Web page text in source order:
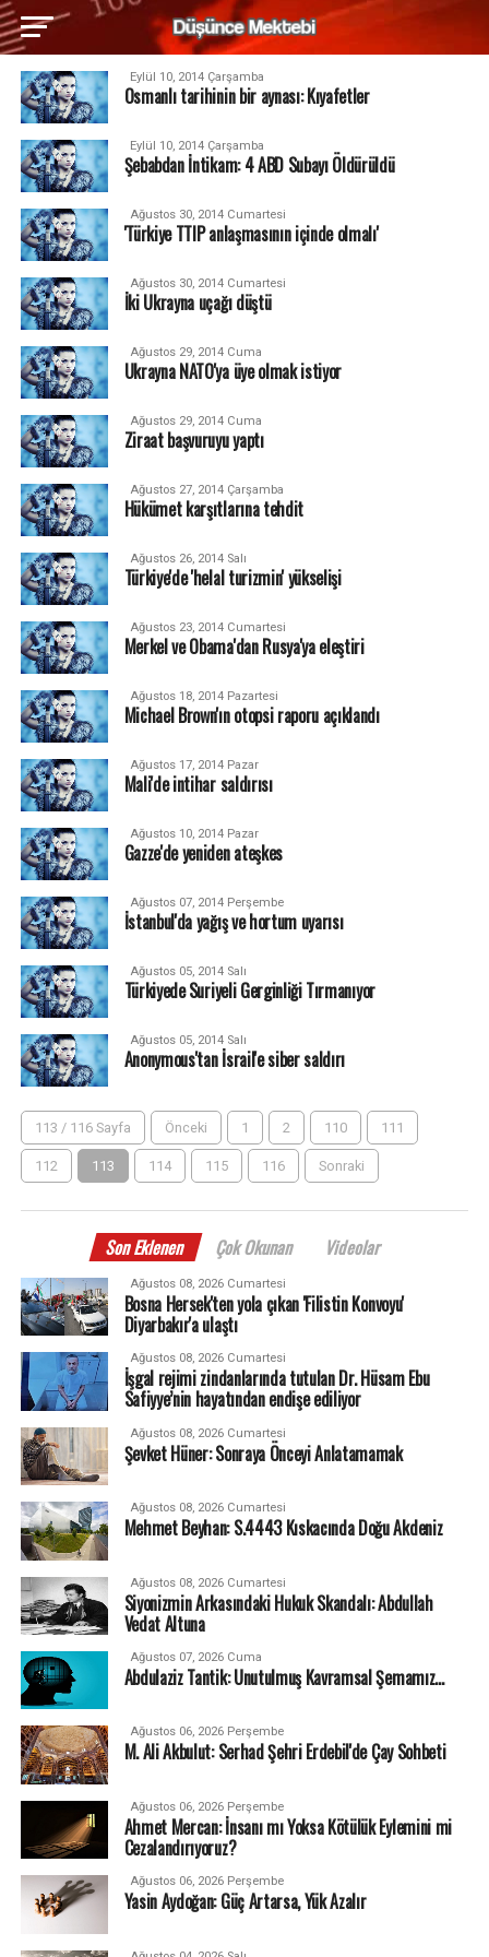
Eylül 10, 2014 Çarşamba
Osmanlı tarihinin bir aynası: Kıyafetler
Eylül 10, 2014 Çarşamba
Şebabdan İntikam: 4 ABD Subayı Öldürüldü
Ağustos 30, 2014 Cumartesi
'Türkiye TTIP anlaşmasının içinde olmalı'
Ağustos 30, 2014 Cumartesi
İki Ukrayna uçağı düştü
Ağustos 29, 2014 Cuma
Ukrayna NATO'ya üye olmak istiyor
Ağustos 29, 2014 Cuma
Ziraat başvuruyu yaptı
Ağustos 27, 2014 Çarşamba
Hükümet karşıtlarına tehdit
Ağustos 26, 2014 Salı
Türkiye'de 'helal turizmin' yükselişi
Ağustos 23, 2014 Cumartesi
Merkel ve Obama'dan Rusya'ya eleştiri
Ağustos 18, 2014 Pazartesi
Michael Brown'ın otopsi raporu açıklandı
Ağustos 17, 2014 Pazar
Mali'de intihar saldırısı
Ağustos 10, 2014 Pazar
Gazze'de yeniden ateşkes
Ağustos 07, 2014 Perşembe
İstanbul'da yağış ve hortum uyarısı
Ağustos 05, 2014 Salı
Türkiyede Suriyeli Gerginliği Tırmanıyor
Ağustos 05, 2014 Salı
Anonymous'tan İsrail'e siber saldırı
113 / 116 Sayfa Önceki 1 2 110 111
112 113 114 115 116 Sonraki
Son Eklenen Çok Okunan Videolar
Ağustos 08, 2026 Cumartesi
Bosna Hersek'ten yola çıkan 'Filistin Konvoyu'
Diyarbakır'a ulaştı
Ağustos 08, 2026 Cumartesi
İşgal rejimi zindanlarında tutulan Dr. Hüsam Ebu
Safiyye’nin hayatından endişe ediliyor
Ağustos 08, 2026 Cumartesi
Şevket Hüner: Sonraya Önceyi Anlatamamak
Ağustos 08, 2026 Cumartesi
Mehmet Beyhan: S.4443 Kıskacında Doğu Akdeniz
Ağustos 08, 2026 Cumartesi
Siyonizmin Arkasındaki Hukuk Skandalı: Abdullah
Vedat Altuna
Ağustos 07, 2026 Cuma
Abdulaziz Tantik: Unutulmuş Kavramsal Şemamız…
Ağustos 06, 2026 Perşembe
M. Ali Akbulut: Serhad Şehri Erdebil'de Çay Sohbeti
Ağustos 06, 2026 Perşembe
Ahmet Mercan: İnsanı mı Yoksa Kötülük Eylemini mi
Cezalandırıyoruz?
Ağustos 06, 2026 Perşembe
Yasin Aydoğan: Güç Artarsa, Yük Azalır